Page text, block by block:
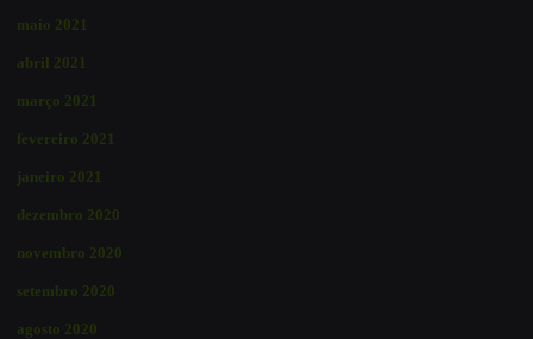
maio 2021
abril 2021
março 2021
fevereiro 2021
janeiro 2021
dezembro 2020
novembro 2020
setembro 2020
agosto 2020